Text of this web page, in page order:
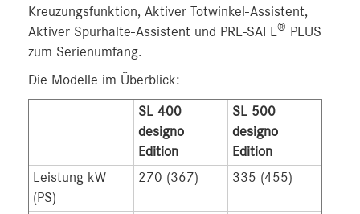
Kreuzungsfunktion, Aktiver Totwinkel-Assistent,
Aktiver Spurhalte-Assistent und PRE-SAFE®
PLUS
zum Serienumfang.
Die Modelle im Überblick:
SL 400
designo
Edition
SL 500
designo
Edition
Leistung kW
(PS)
270 (367) 335 (455)